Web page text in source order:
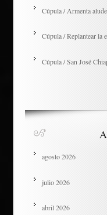
Cúpula / Armenta
Cúpula / Replantear la
Cúpula / San José
agosto 2026
julio 2026
abril 2026